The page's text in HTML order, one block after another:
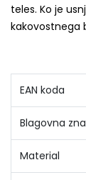
teles. Ko je
kakovostnega
EAN koda
Blagovna
Material